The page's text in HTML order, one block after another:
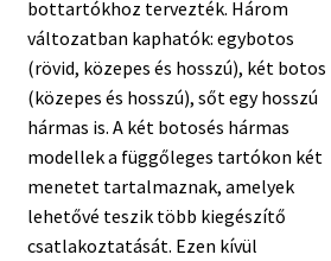
bottartókhoz tervezték. Három
változatban kaphatók: egybotos
(rövid, közepes és hosszú), két botos
(közepes és hosszú), sőt egy hosszú
hármas is. A két botosés hármas
modellek a függőleges tartókon két
menetet tartalmaznak, amelyek
lehetővé teszik több kiegészítő
csatlakoztatását. Ezen kívül